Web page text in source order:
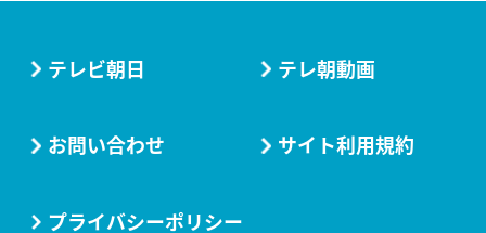
テレビ朝日 テレ朝動画
お問い合わせ サイト利用規約
プライバシーポリシー